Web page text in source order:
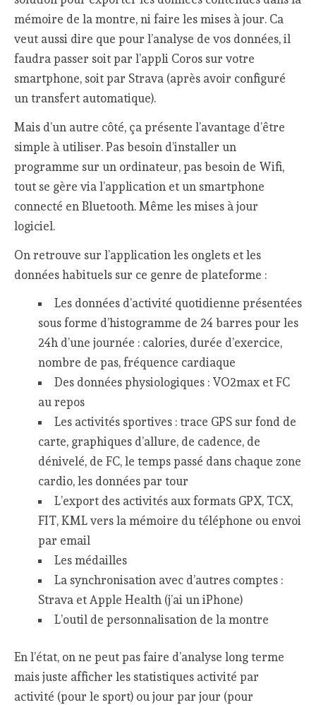
mémoire de la montre, ni faire les mises à jour. Ca
veut aussi dire que pour l’analyse de vos données, il
faudra passer soit par l’appli Coros sur votre
smartphone, soit par Strava (après avoir configuré
un transfert automatique).
Mais d’un autre côté, ça présente l’avantage d’être
simple à utiliser. Pas besoin d’installer un
programme sur un ordinateur, pas besoin de Wifi,
tout se gère via l’application et un smartphone
connecté en Bluetooth. Même les mises à jour
logiciel.
On retrouve sur l’application les onglets et les
données habituels sur ce genre de plateforme :
Les données d’activité quotidienne présentées
sous forme d’histogramme de 24 barres pour les
24h d’une journée : calories, durée d’exercice,
nombre de pas, fréquence cardiaque
Des données physiologiques : VO2max et FC
au repos
Les activités sportives : trace GPS sur fond de
carte, graphiques d’allure, de cadence, de
dénivelé, de FC, le temps passé dans chaque zone
cardio, les données par tour
L’export des activités aux formats GPX, TCX,
FIT, KML vers la mémoire du téléphone ou envoi
par email
Les médailles
La synchronisation avec d’autres comptes :
Strava et Apple Health (j’ai un iPhone)
L’outil de personnalisation de la montre
En l’état, on ne peut pas faire d’analyse long terme
mais juste afficher les statistiques activité par
activité (pour le sport) ou jour par jour (pour